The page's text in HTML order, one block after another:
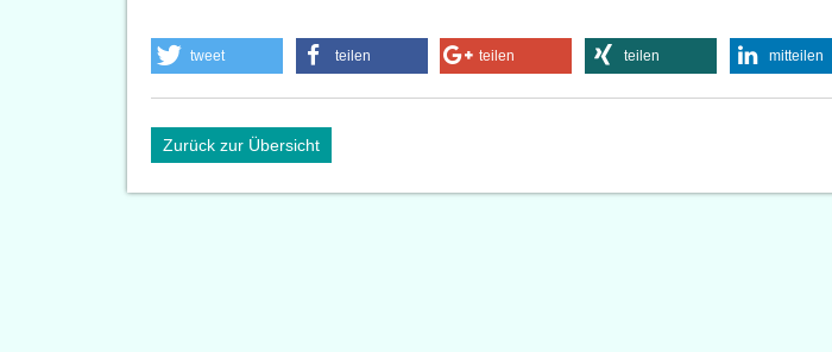
tweet teilen teilen teilen mitteilen
Zurück zur Übersicht